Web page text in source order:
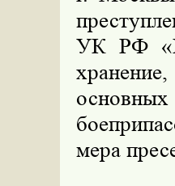
УК РФ
мера